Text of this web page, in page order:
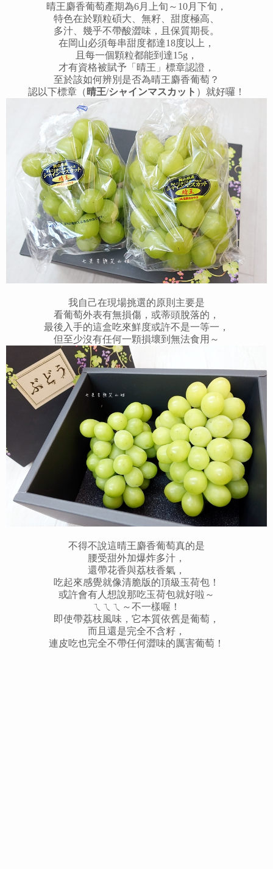
晴王麝香葡萄產期為6月上旬～10月下旬，
特色在於顆粒碩大、無籽、甜度極高、
多汁、 幾乎不帶酸澀味，且保質期長。
在岡山必須每串甜度都達18度以上，
且每一個顆粒都能到達15g，
才有資格被賦予「晴王」標章認證，
至於該如何辨別是否為晴王麝香葡萄？
認以下標章（ 晴王/シャインマスカット ）就好囉！
我自己在現場挑選的原則主要是
看葡萄外表有無損傷，或蒂頭脫落的，
最後入手的這盒吃來鮮度或許不是一等一，
但至少沒有任何一顆損壞到無法食用～
不得不說這晴王麝香葡萄真的是
腰受甜外加爆炸多汁，
還帶花香與荔枝香氣，
吃起來感覺就像清脆版的頂級玉荷包！
或許會有人想說那吃玉荷包就好啦～
ㄟㄟㄟ～不一樣喔！
即使帶荔枝風味，它本質依舊是葡萄，
而且還是完全不含籽，
連皮吃也完全不帶任何澀味的厲害葡萄！